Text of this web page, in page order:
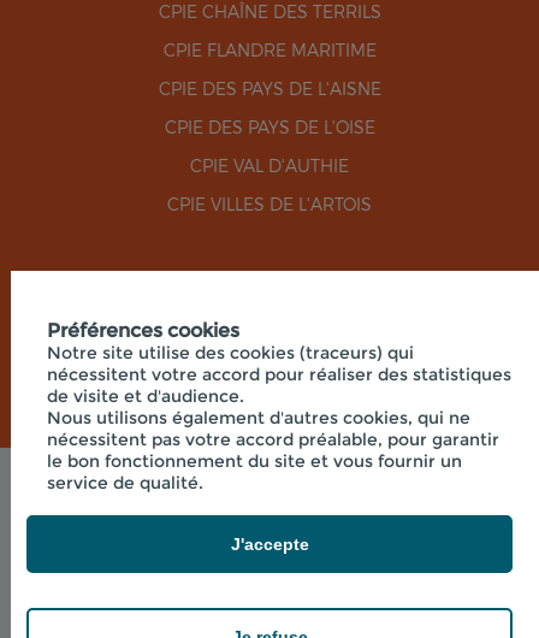
CPIE CHAÎNE DES TERRILS
CPIE FLANDRE MARITIME
CPIE DES PAYS DE L'AISNE
CPIE DES PAYS DE L'OISE
CPIE VAL D'AUTHIE
CPIE VILLES DE L'ARTOIS
Mentions légales
© 2026 - UNION RÉGIONALE DES CPIE HAUTS-DE-
FRANCE - SIÈGE SOCIAL 33 RUE DES VICTIMES DE
COMPORTET, 02000 MERLIEUX-ET-
Préférences cookies
Notre site utilise des cookies (traceurs) qui
nécessitent votre accord pour réaliser des statistiques
de visite et d'audience.
Nous utilisons également d'autres cookies, qui ne
nécessitent pas votre accord préalable, pour garantir
le bon fonctionnement du site et vous fournir un
service de qualité.
J'accepte